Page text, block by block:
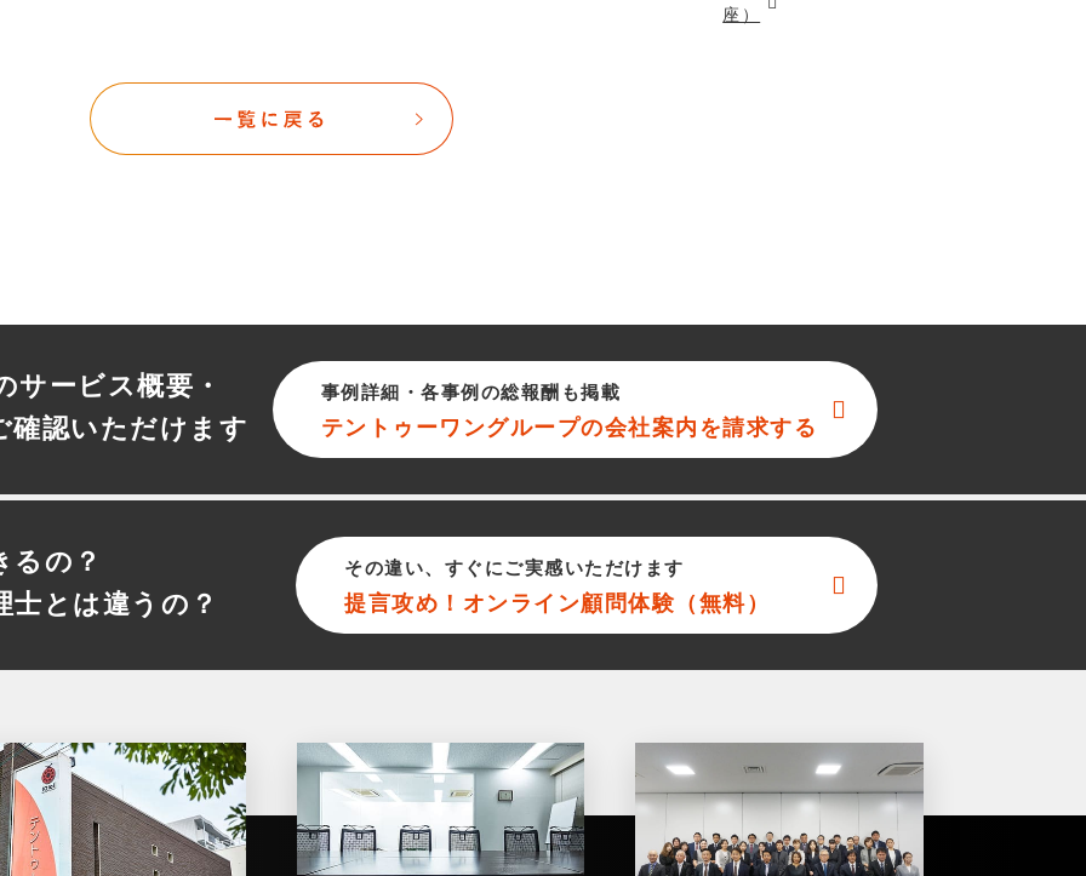
座）
サービス概要・
確認いただけます
事例詳細・各事例の総報酬も掲載
テントゥーワングループの会社案内を請求する
るの？
士とは違うの？
その違い、すぐにご実感いただけます
提言攻め！オンライン顧問体験（無料）